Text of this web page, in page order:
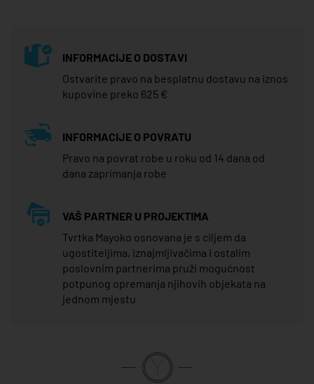
INFORMACIJE O DOSTAVI
Ostvarite pravo na besplatnu dostavu na iznos
kupovine preko 625 €
INFORMACIJE O POVRATU
Pravo na povrat robe u roku od 14 dana od
dana zaprimanja robe
VAŠ PARTNER U PROJEKTIMA
Tvrtka Mayoko osnovana je s ciljem da
ugostiteljima, iznajmljivačima i ostalim
poslovnim partnerima pruži mogućnost
potpunog opremanja njihovih objekata na
jednom mjestu